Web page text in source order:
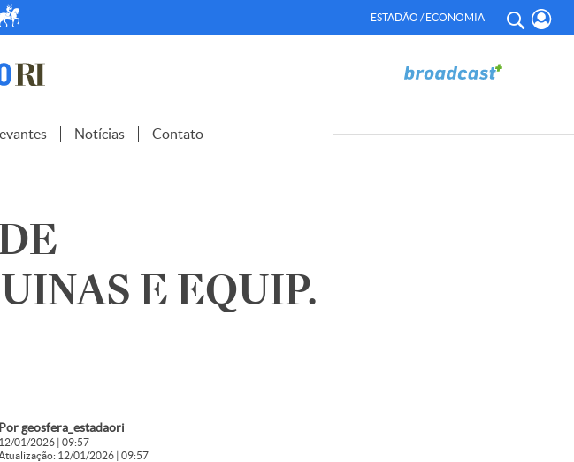
ESTADÃO / ECONOMIA
Notícias Contato
E EQUIP.
Por geosfera_estadaori
12/01/2026 | 09:57
12/01/2026 | 09:57